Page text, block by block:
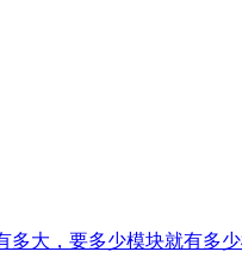
大，要多少模块就有多